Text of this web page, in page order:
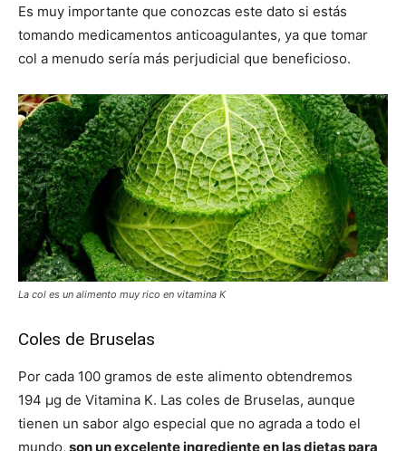
Es muy importante que conozcas este dato si estás
tomando medicamentos anticoagulantes, ya que tomar
col a menudo sería más perjudicial que beneficioso.
La col es un alimento muy rico en vitamina K
Coles de Bruselas
Por cada 100 gramos de este alimento obtendremos
194 μg de Vitamina K. Las coles de Bruselas, aunque
tienen un sabor algo especial que no agrada a todo el
mundo, son un excelente ingrediente en las dietas para